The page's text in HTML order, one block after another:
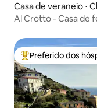
Casa de veraneio ⋅
Al Crotto - Casa de
Entre os melhores
Preferido dos